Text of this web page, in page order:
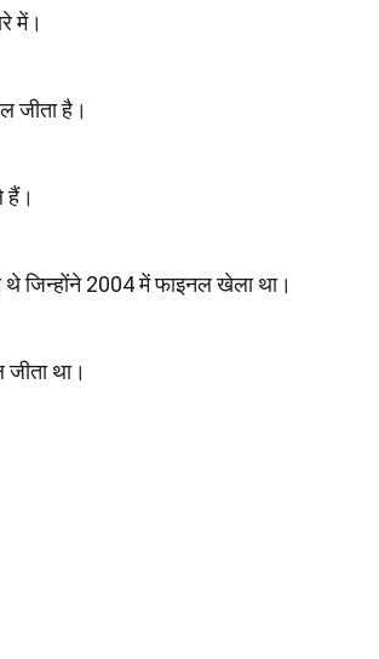
में।
जीता है।
हैं।
थे जिन्होंने 2004 में फाइनल खेला था।
था।